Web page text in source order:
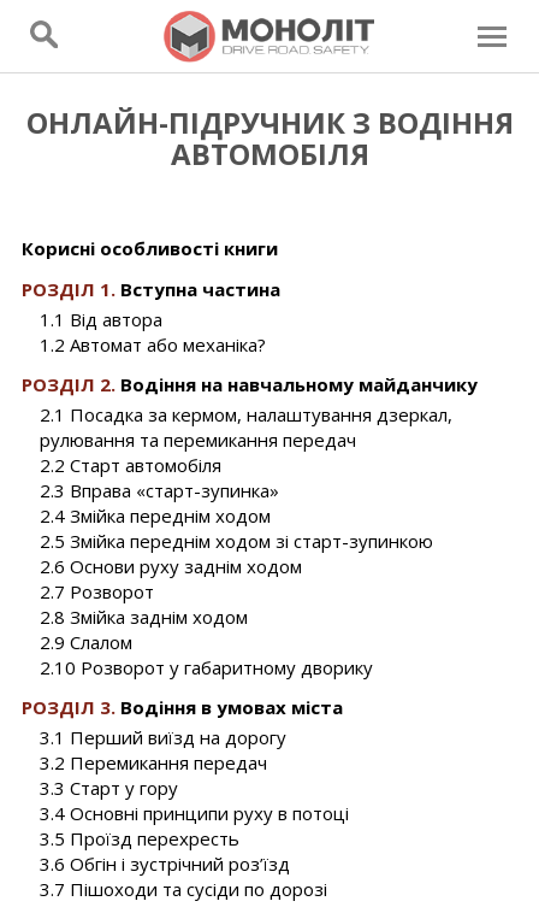
ОНЛАЙН-ПІДРУЧНИК З ВОДІННЯ
АВТОМОБІЛЯ
Корисні особливості книги
РОЗДІЛ 1. Вступна частина
1.1 Від автора
1.2 Автомат або механіка?
РОЗДІЛ 2. Водіння на навчальному майданчику
2.1 Посадка за кермом, налаштування дзеркал,
рулювання та перемикання передач
2.2 Старт автомобіля
2.3 Вправа «старт-зупинка»
2.4 Змійка переднім ходом
2.5 Змійка переднім ходом зі старт-зупинкою
2.6 Основи руху заднім ходом
2.7 Розворот
2.8 Змійка заднім ходом
2.9 Слалом
2.10 Розворот у габаритному дворику
РОЗДІЛ 3. Водіння в умовах міста
3.1 Перший виїзд на дорогу
3.2 Перемикання передач
3.3 Старт у гору
3.4 Основні принципи руху в потоці
3.5 Проїзд перехресть
3.6 Обгін і зустрічний роз’їзд
3.7 Пішоходи та сусіди по дорозі